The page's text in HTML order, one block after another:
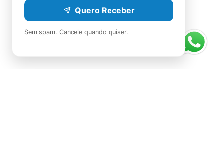
Quero Receber
Sem spam. Cancele quando quiser.